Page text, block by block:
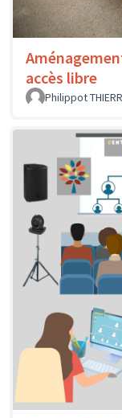
accès libre
Philippot